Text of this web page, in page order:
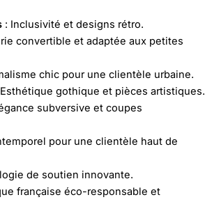
: Inclusivité et designs rétro.
convertible et adaptée aux petites
chic pour une clientèle urbaine.
gothique et pièces artistiques.
subversive et coupes
pour une clientèle haut de
de soutien innovante.
française éco-responsable et